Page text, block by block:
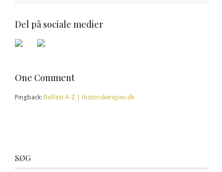
Del på sociale medier
One Comment
Pingback: Belfast A-Z | Historiskerejser.dk
SØG